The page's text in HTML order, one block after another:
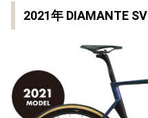
2021年 DIAMANTE SV